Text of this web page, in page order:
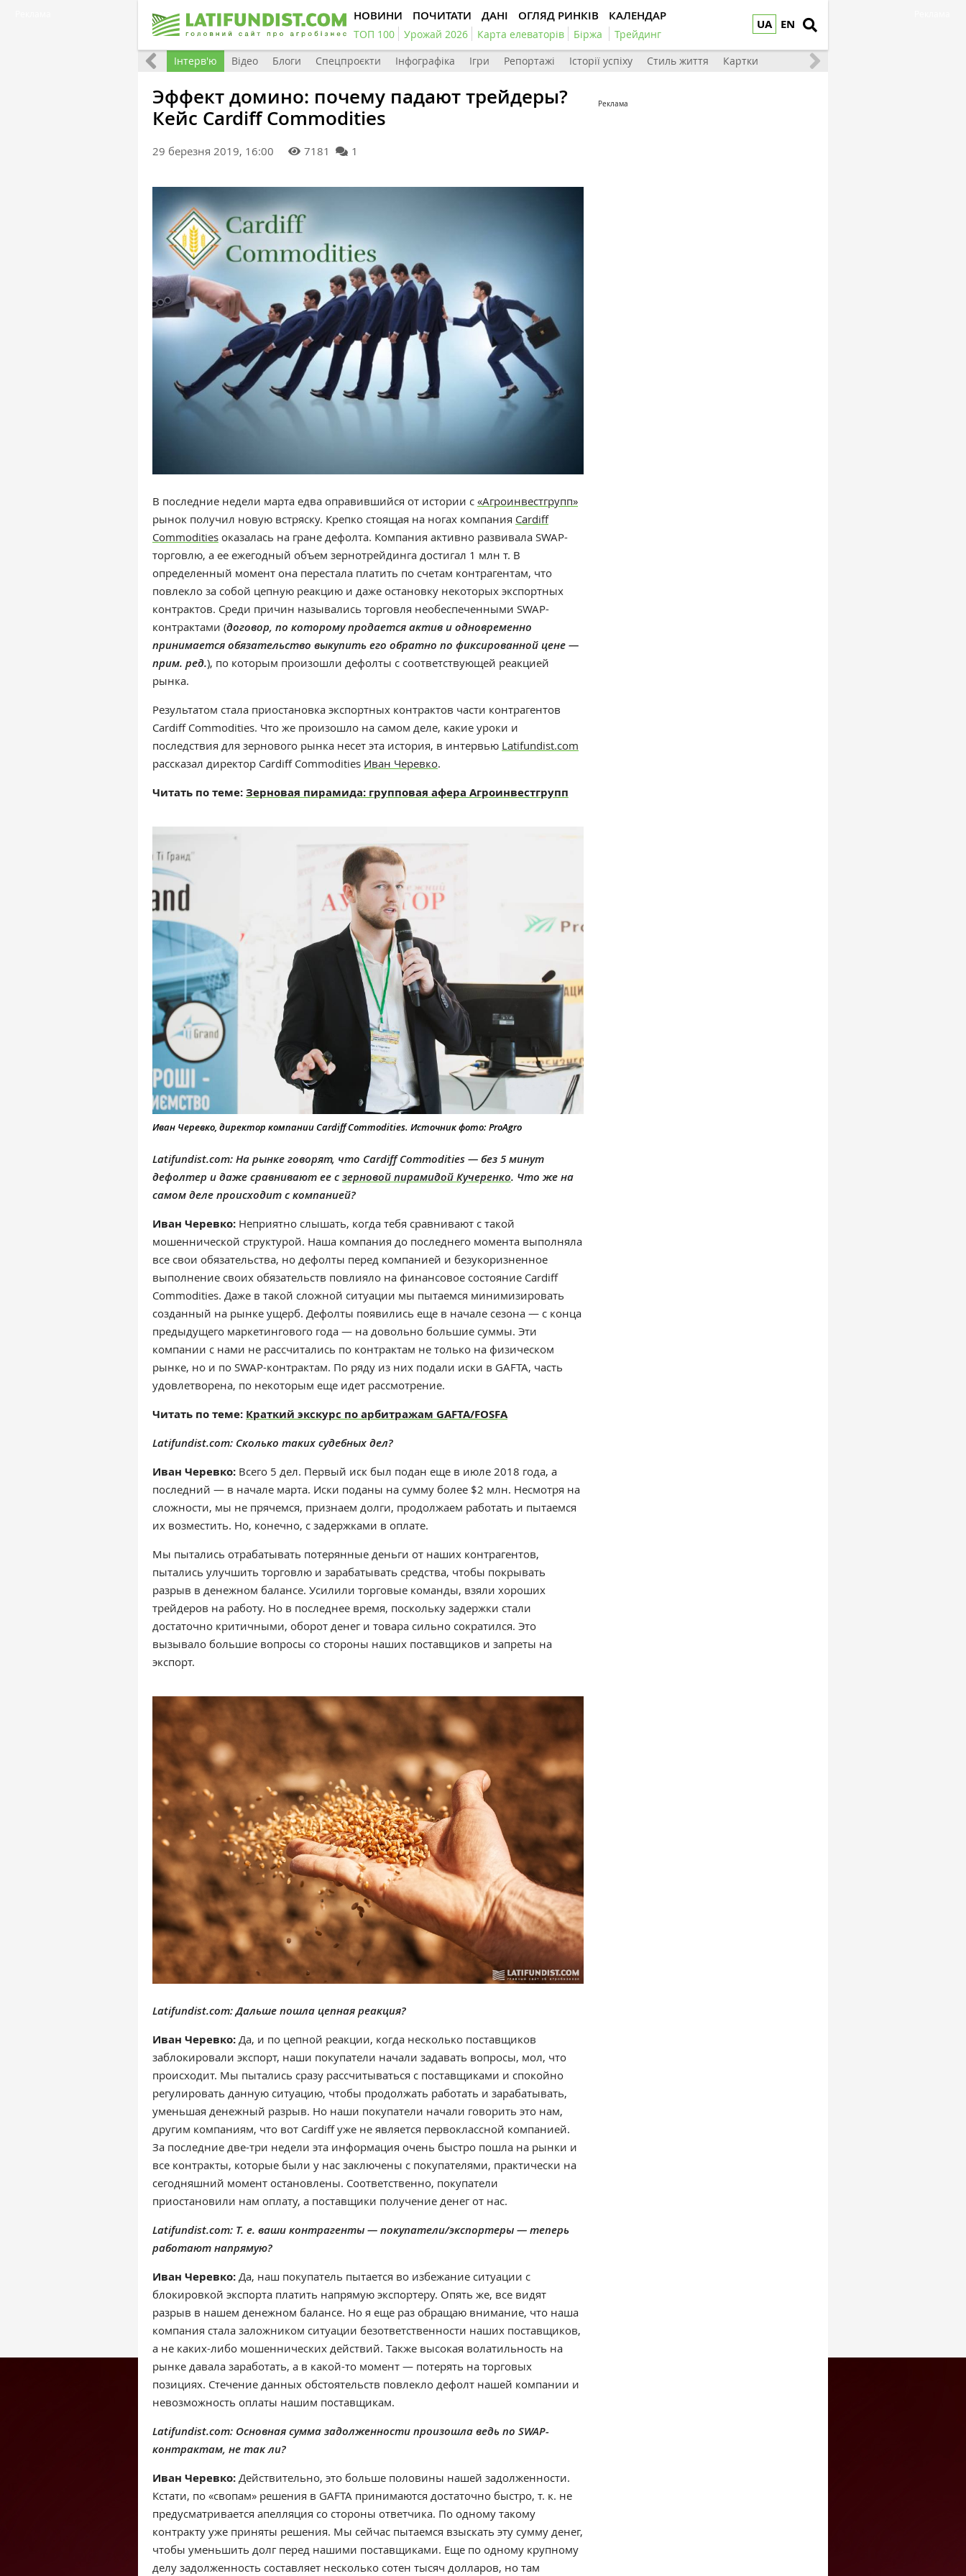
UA EN
НОВИНИ ПОЧИТАТИ ДАНІ ОГЛЯД РИНКІВ КАЛЕНДАР
ТОП 100 Урожай 2026 Карта елеваторів Біржа Трейдинг
Фото Інтерв'ю Відео Блоги Спецпроєкти Інфографіка Ігри Репортажі Історії успіху Стиль життя Картки
Эффект домино: почему падают трейдеры?
Кейс Cardiff Commodities
29 березня 2019, 16:00 7181 1
В последние недели марта едва оправившийся от истории с «Агроинвестгрупп»
рынок получил новую встряску. Крепко стоящая на ногах компания Cardiff
Commodities оказалась на гране дефолта. Компания активно развивала SWAP-
торговлю, а ее ежегодный объем зернотрейдинга достигал 1 млн т. В
определенный момент она перестала платить по счетам контрагентам, что
повлекло за собой цепную реакцию и даже остановку некоторых экспортных
контрактов. Среди причин назывались торговля необеспеченными SWAP-
контрактами (договор, по которому продается актив и одновременно
принимается обязательство выкупить его обратно по фиксированной цене —
прим. ред.), по которым произошли дефолты с соответствующей реакцией
рынка.
Результатом стала приостановка экспортных контрактов части контрагентов
Cardiff Commodities. Что же произошло на самом деле, какие уроки и
последствия для зернового рынка несет эта история, в интервью Latifundist.com
рассказал директор Cardiff Commodities Иван Черевко.
Читать по теме:Зерновая пирамида: групповая афера Агроинвестгрупп
Иван Черевко, директор компании Cardiff Commodities. Источник фото: ProAgro
Latifundist.com: На рынке говорят, что Cardiff Commodities — без 5 минут
дефолтер и даже сравнивают ее сзерновой пирамидой Кучеренко. Что же на
самом деле происходит с компанией?
Иван Черевко: Неприятно слышать, когда тебя сравнивают с такой
мошеннической структурой. Наша компания до последнего момента выполняла
все свои обязательства, но дефолты перед компанией и безукоризненное
выполнение своих обязательств повлияло на финансовое состояние Cardiff
Commodities. Даже в такой сложной ситуации мы пытаемся минимизировать
созданный на рынке ущерб. Дефолты появились еще в начале сезона — с конца
предыдущего маркетингового года — на довольно большие суммы. Эти
компании с нами не рассчитались по контрактам не только на физическом
рынке, но и по SWAP-контрактам. По ряду из них подали иски в GAFTA, часть
удовлетворена, по некоторым еще идет рассмотрение.
Читать по теме: Краткий экскурс по арбитражам GAFTA/FOSFA
Latifundist.com: Сколько таких судебных дел?
Иван Черевко: Всего 5 дел. Первый иск был подан еще в июле 2018 года, а
последний — в начале марта. Иски поданы на сумму более $2 млн. Несмотря на
сложности, мы не прячемся, признаем долги, продолжаем работать и пытаемся
их возместить. Но, конечно, с задержками в оплате.
Мы пытались отрабатывать потерянные деньги от наших контрагентов,
пытались улучшить торговлю и зарабатывать средства, чтобы покрывать
разрыв в денежном балансе. Усилили торговые команды, взяли хороших
трейдеров на работу. Но в последнее время, поскольку задержки стали
достаточно критичными, оборот денег и товара сильно сократился. Это
вызывало большие вопросы со стороны наших поставщиков и запреты на
экспорт.
Latifundist.com: Дальше пошла цепная реакция?
Иван Черевко: Да, и по цепной реакции, когда несколько поставщиков
заблокировали экспорт, наши покупатели начали задавать вопросы, мол, что
происходит. Мы пытались сразу рассчитываться с поставщиками и спокойно
регулировать данную ситуацию, чтобы продолжать работать и зарабатывать,
уменьшая денежный разрыв. Но наши покупатели начали говорить это нам,
другим компаниям, что вот Cardiff уже не является первоклассной компанией.
За последние две-три недели эта информация очень быстро пошла на рынки и
все контракты, которые были у нас заключены с покупателями, практически на
сегодняшний момент остановлены. Соответственно, покупатели
приостановили нам оплату, а поставщики получение денег от нас.
Latifundist.com: Т. е. ваши контрагенты— покупатели/экспортеры — теперь
работают напрямую?
Иван Черевко: Да, наш покупатель пытается во избежание ситуации с
блокировкой экспорта платить напрямую экспортеру. Опять же, все видят
разрыв в нашем денежном балансе. Но я еще раз обращаю внимание, что наша
компания стала заложником ситуации безответственности наших поставщиков,
а не каких-либо мошеннических действий. Также высокая волатильность на
рынке давала заработать, а в какой-то момент — потерять на торговых
позициях. Стечение данных обстоятельств повлекло дефолт нашей компании и
невозможность оплаты нашим поставщикам.
Latifundist.com: Основная сумма задолженности произошла ведь по SWAP-
контрактам, не так ли?
Иван Черевко: Действительно, это больше половины нашей задолженности.
Кстати, по «свопам» решения в GAFTA принимаются достаточно быстро, т. к. не
предусматривается апелляция со стороны ответчика. По одному такому
контракту уже приняты решения. Мы сейчас пытаемся взыскать эту сумму денег,
чтобы уменьшить долг перед нашими поставщиками. Еще по одному крупному
делу задолженность составляет несколько сотен тысяч долларов, но там
Реклама